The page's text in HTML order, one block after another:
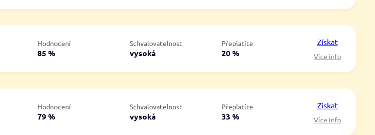
Hodnocení
85 %
Schvalovatelnost
vysoká
Přeplatíte
20 %
Získat
Více info
Hodnocení
79 %
Schvalovatelnost
vysoká
Přeplatíte
33 %
Získat
Více info